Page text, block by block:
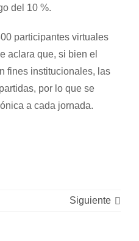
del 10 %.
participantes virtuales
aclara que, si bien el
fines institucionales, las
por lo que se
a cada jornada.
Siguiente